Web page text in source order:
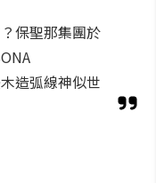
保聖那集團於
造弧線神似世